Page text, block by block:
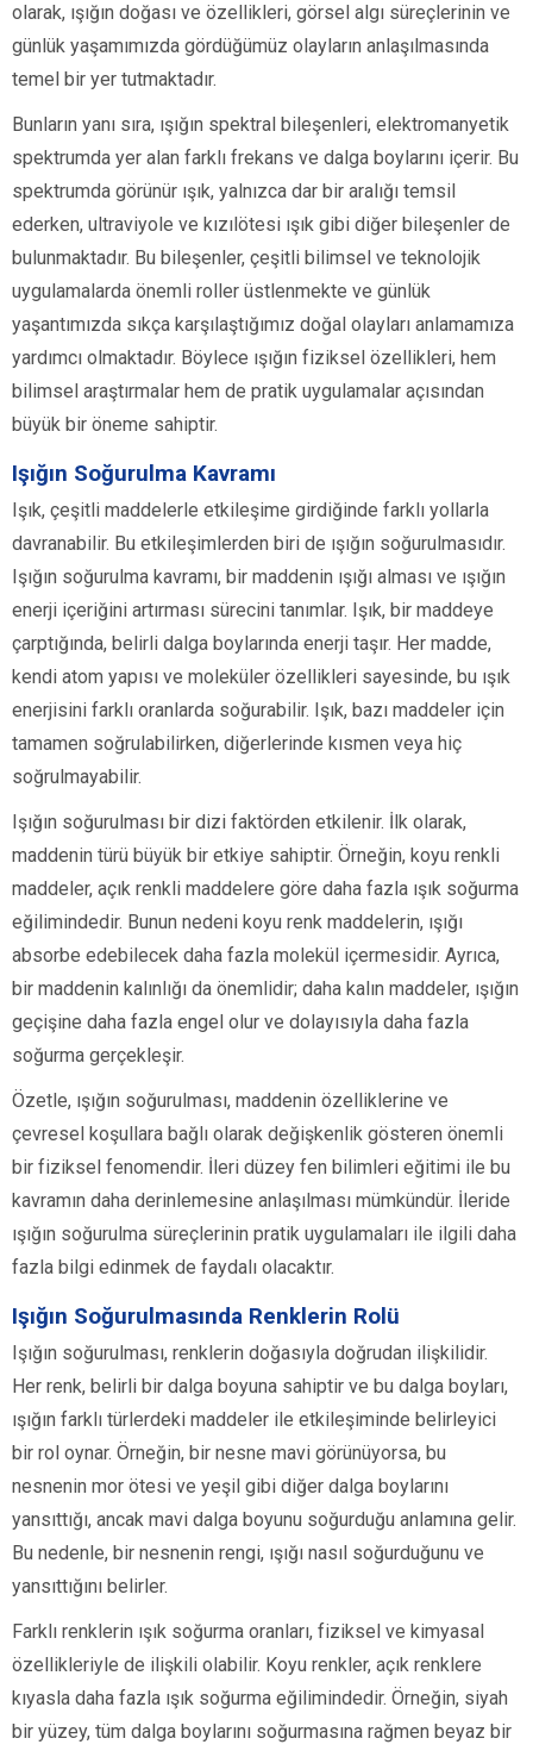
olarak, ışığın doğası ve özellikleri, görsel algı süreçlerinin ve
günlük yaşamımızda gördüğümüz olayların anlaşılmasında
temel bir yer tutmaktadır.
Bunların yanı sıra, ışığın spektral bileşenleri, elektromanyetik
spektrumda yer alan farklı frekans ve dalga boylarını içerir. Bu
spektrumda görünür ışık, yalnızca dar bir aralığı temsil
ederken, ultraviyole ve kızılötesi ışık gibi diğer bileşenler de
bulunmaktadır. Bu bileşenler, çeşitli bilimsel ve teknolojik
uygulamalarda önemli roller üstlenmekte ve günlük
yaşantımızda sıkça karşılaştığımız doğal olayları anlamamıza
yardımcı olmaktadır. Böylece ışığın fiziksel özellikleri, hem
bilimsel araştırmalar hem de pratik uygulamalar açısından
büyük bir öneme sahiptir.
Işığın Soğurulma Kavramı
Işık, çeşitli maddelerle etkileşime girdiğinde farklı yollarla
davranabilir. Bu etkileşimlerden biri de ışığın soğurulmasıdır.
Işığın soğurulma kavramı, bir maddenin ışığı alması ve ışığın
enerji içeriğini artırması sürecini tanımlar. Işık, bir maddeye
çarptığında, belirli dalga boylarında enerji taşır. Her madde,
kendi atom yapısı ve moleküler özellikleri sayesinde, bu ışık
enerjisini farklı oranlarda soğurabilir. Işık, bazı maddeler için
tamamen soğrulabilirken, diğerlerinde kısmen veya hiç
soğrulmayabilir.
Işığın soğurulması bir dizi faktörden etkilenir. İlk olarak,
maddenin türü büyük bir etkiye sahiptir. Örneğin, koyu renkli
maddeler, açık renkli maddelere göre daha fazla ışık soğurma
eğilimindedir. Bunun nedeni koyu renk maddelerin, ışığı
absorbe edebilecek daha fazla molekül içermesidir. Ayrıca,
bir maddenin kalınlığı da önemlidir; daha kalın maddeler, ışığın
geçişine daha fazla engel olur ve dolayısıyla daha fazla
soğurma gerçekleşir.
Özetle, ışığın soğurulması, maddenin özelliklerine ve
çevresel koşullara bağlı olarak değişkenlik gösteren önemli
bir fiziksel fenomendir. İleri düzey fen bilimleri eğitimi ile bu
kavramın daha derinlemesine anlaşılması mümkündür. İleride
ışığın soğurulma süreçlerinin pratik uygulamaları ile ilgili daha
fazla bilgi edinmek de faydalı olacaktır.
Işığın Soğurulmasında Renklerin Rolü
Işığın soğurulması, renklerin doğasıyla doğrudan ilişkilidir.
Her renk, belirli bir dalga boyuna sahiptir ve bu dalga boyları,
ışığın farklı türlerdeki maddeler ile etkileşiminde belirleyici
bir rol oynar. Örneğin, bir nesne mavi görünüyorsa, bu
nesnenin mor ötesi ve yeşil gibi diğer dalga boylarını
yansıttığı, ancak mavi dalga boyunu soğurduğu anlamına gelir.
Bu nedenle, bir nesnenin rengi, ışığı nasıl soğurduğunu ve
yansıttığını belirler.
Farklı renklerin ışık soğurma oranları, fiziksel ve kimyasal
özellikleriyle de ilişkili olabilir. Koyu renkler, açık renklere
kıyasla daha fazla ışık soğurma eğilimindedir. Örneğin, siyah
bir yüzey, tüm dalga boylarını soğurmasına rağmen beyaz bir